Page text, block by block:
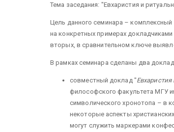
Тема заседания: "Евхаристия и
Цель данного семинара – комплексный
на конкретных примерах
вторых, в сравнительном ключе
В рамках семинара сделаны два
совместный доклад "
философского факультета МГУ
символического хронотопа – в
некоторые аспекты
могут служить маркерами